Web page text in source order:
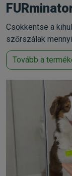
Csökkentse a
szőrszálak
Tovább a